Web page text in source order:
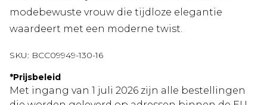
modebewuste vrouw die tijdloze elegantie
waardeert met een moderne twist.
SKU: BCC09949-130-16
*Prijsbeleid
Met ingang van 1 juli 2026 zijn alle bestellingen